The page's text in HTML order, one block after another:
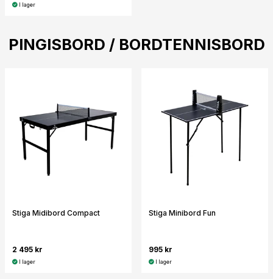
I lager
PINGISBORD / BORDTENNISBORD
Stiga Midibord Compact
2 495 kr
I lager
Stiga Minibord Fun
995 kr
I lager